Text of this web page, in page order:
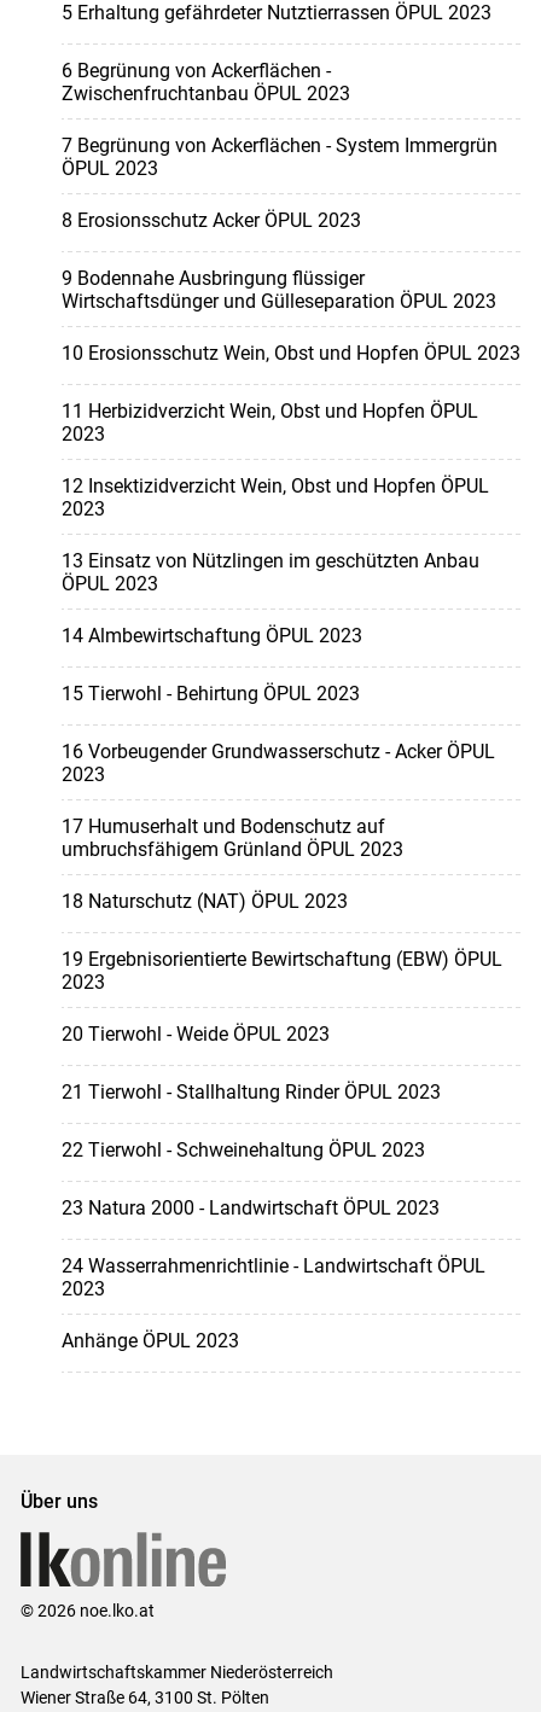
5 Erhaltung gefährdeter Nutztierrassen ÖPUL 2023
6 Begrünung von Ackerflächen -
Zwischenfruchtanbau ÖPUL 2023
7 Begrünung von Ackerflächen - System Immergrün
ÖPUL 2023
8 Erosionsschutz Acker ÖPUL 2023
9 Bodennahe Ausbringung flüssiger
Wirtschaftsdünger und Gülleseparation ÖPUL 2023
10 Erosionsschutz Wein, Obst und Hopfen ÖPUL 2023
11 Herbizidverzicht Wein, Obst und Hopfen ÖPUL
2023
12 Insektizidverzicht Wein, Obst und Hopfen ÖPUL
2023
13 Einsatz von Nützlingen im geschützten Anbau
ÖPUL 2023
14 Almbewirtschaftung ÖPUL 2023
15 Tierwohl - Behirtung ÖPUL 2023
16 Vorbeugender Grundwasserschutz - Acker ÖPUL
2023
17 Humuserhalt und Bodenschutz auf
umbruchsfähigem Grünland ÖPUL 2023
18 Naturschutz (NAT) ÖPUL 2023
19 Ergebnisorientierte Bewirtschaftung (EBW) ÖPUL
2023
20 Tierwohl - Weide ÖPUL 2023
21 Tierwohl - Stallhaltung Rinder ÖPUL 2023
22 Tierwohl - Schweinehaltung ÖPUL 2023
23 Natura 2000 - Landwirtschaft ÖPUL 2023
24 Wasserrahmenrichtlinie - Landwirtschaft ÖPUL
2023
Anhänge ÖPUL 2023
Über uns
© 2026 noe.lko.at
Landwirtschaftskammer Niederösterreich
Wiener Straße 64, 3100 St. Pölten